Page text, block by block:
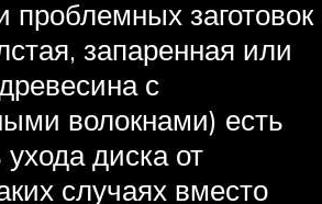
проблемных заготовок
запаренная или
с
волокнами) есть
ухода диска от
случаях вместо